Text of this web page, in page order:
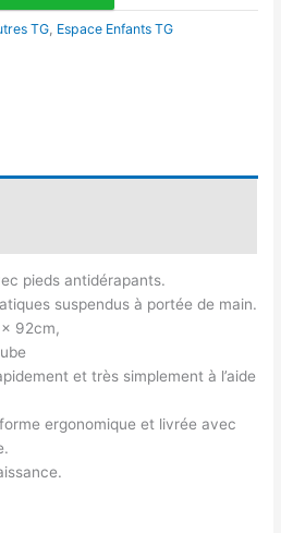
TG Espace Enfants TG
pieds antidérapants.
suspendus à portée de main.
92cm,
et très simplement à l’aide
ergonomique et livrée avec